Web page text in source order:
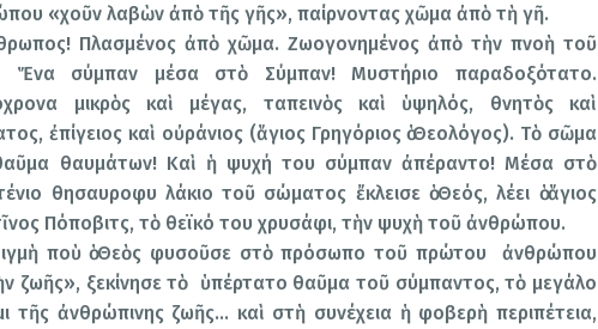
«χοῦν λαβὼν ἀπὸ τῆς γῆς», παίρνοντας χῶμα ἀπὸ τὴ γῆ.
Πλασμένος ἀπὸ χῶμα. Ζωογονημένος ἀπὸ τὴν πνοὴ τοῦ
Ἕνα σύμπαν μέσα στὸ Σύμπαν! Μυστήριο παραδοξότατο.
μικρὸς καὶ μέγας, ταπεινὸς καὶ ὑψηλός, θνητὸς καὶ
ἐπίγειος καὶ οὐράνιος (ἅγιος Γρηγόριος ὁ Θεολόγος). Τὸ σῶμα
θαυμάτων! Καὶ ἡ ψυχή του σύμπαν ἀπέραντο! Μέσα στὸ
θησαυροφυ­ λάκιο τοῦ σώματος ἔκλεισε ὁ Θεός, λέει ὁ ἅγιος
Πόποβιτς, τὸ θεϊκό του χρυσάφι, τὴν ψυχὴ τοῦ ἀνθρώπου.
ποὺ ὁ Θεὸς φυσοῦσε στὸ πρόσωπο τοῦ πρώτου ἀνθρώπου
ζωῆς», ξεκίνησε τὸ ὑπέρτατο θαῦμα τοῦ σύμπαντος, τὸ μεγάλο
τῆς ἀνθρώπινης ζωῆς… καὶ στὴ συνέχεια ἡ φοβερὴ περιπέτεια,